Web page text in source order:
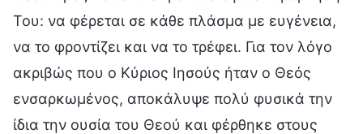
Του: να φέρεται σε κάθε πλάσμα με ευγένεια,
να το φροντίζει και να το τρέφει. Για τον λόγο
ακριβώς που ο Κύριος Ιησούς ήταν ο Θεός
ενσαρκωμένος, αποκάλυψε πολύ φυσικά την
ίδια την ουσία του Θεού και φέρθηκε στους